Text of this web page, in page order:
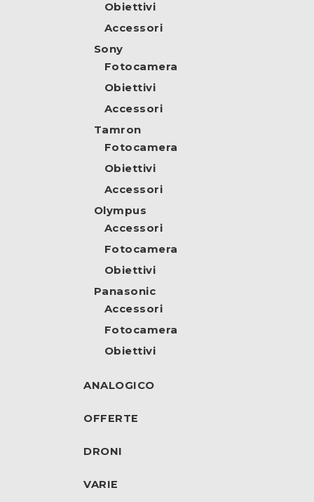
Obiettivi
Accessori
Sony
Fotocamera
Obiettivi
Accessori
Tamron
Fotocamera
Obiettivi
Accessori
Olympus
Accessori
Fotocamera
Obiettivi
Panasonic
Accessori
Fotocamera
Obiettivi
ANALOGICO
OFFERTE
DRONI
VARIE